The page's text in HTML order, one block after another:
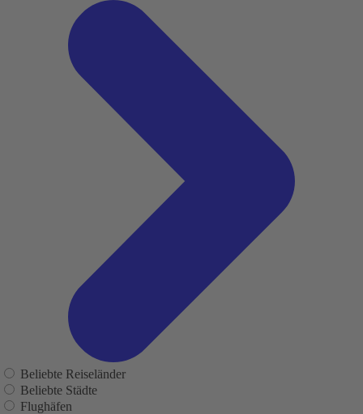
Beliebte Reiseländer
Beliebte Städte
Flughäfen